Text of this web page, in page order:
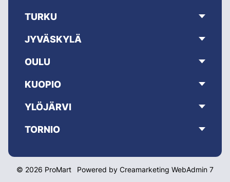
TURKU
JYVÄSKYLÄ
OULU
KUOPIO
YLÖJÄRVI
TORNIO
© 2026 ProMart Powered by Creamarketing WebAdmin 7